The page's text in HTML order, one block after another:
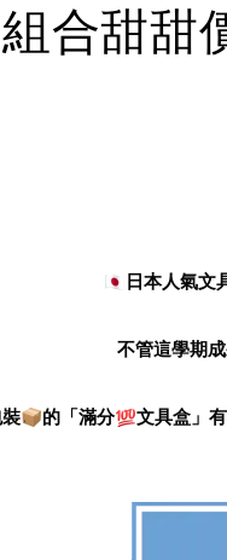
合甜甜
日本人氣文
不管這學期
的「滿分
文具盒」